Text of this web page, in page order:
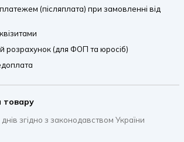
(післяплата) при замовленні від
розрахунок (для ФОП та юросіб)
товару
згідно з законодавством України